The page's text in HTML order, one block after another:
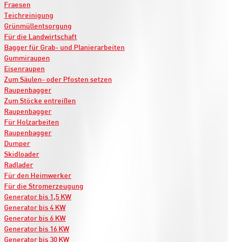
Fraesen
Teichreinigung
Grünmüllentsorgung
Für die Landwirtschaft
Bagger für Grab- und Planierarbeiten
Gummiraupen
Eisenraupen
Zum Säulen- oder Pfosten setzen
Raupenbagger
Zum Stöcke entreißen
Raupenbagger
Für Holzarbeiten
Raupenbagger
Dumper
Skidloader
Radlader
Für den Heimwerker
Für die Stromerzeugung
Generator bis 1,5 KW
Generator bis 4 KW
Generator bis 6 KW
Generator bis 16 KW
Generator bis 30 KW